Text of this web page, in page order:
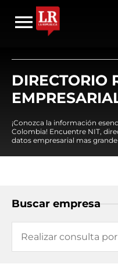
DIRECTORIO
¡Conozca la información
Colombia! Encuentre NIT,
datos empresarial mas grande
Buscar empresa